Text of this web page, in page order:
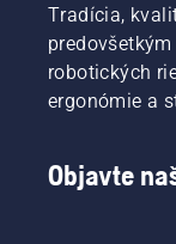
Tradícia,
robotických
ergonómie a
Objavte